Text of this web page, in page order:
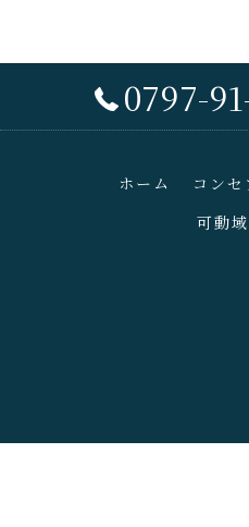
0797-
ホーム コンセ
可動域